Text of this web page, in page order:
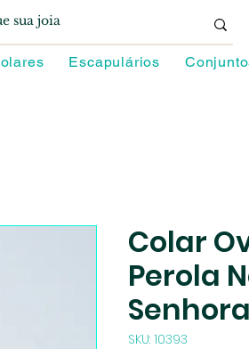
Escapulários
Colar
Perola
SKU: 10393